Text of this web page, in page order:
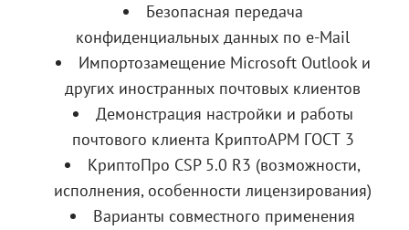
Безопасная передача
конфиденциальных данных по e-Mail
Импортозамещение Microsoft Outlook и
других иностранных почтовых клиентов
Демонстрация настройки и работы
почтового клиента КриптоАРМ ГОСТ 3
КриптоПро CSP 5.0 R3 (возможности,
исполнения, особенности лицензирования)
Варианты совместного применения